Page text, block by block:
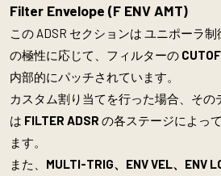
Filter Envelope (F ENV AMT)
この ADSR セクションは ユニポーラ制
の極性に応じて、フィルターの
内部的にパッチされています。
カスタム割り当てを行った場合、その
は FILTER ADSR の各ステージによっ
ます。
また、 MULTI-TRIG、ENV VEL、ENV